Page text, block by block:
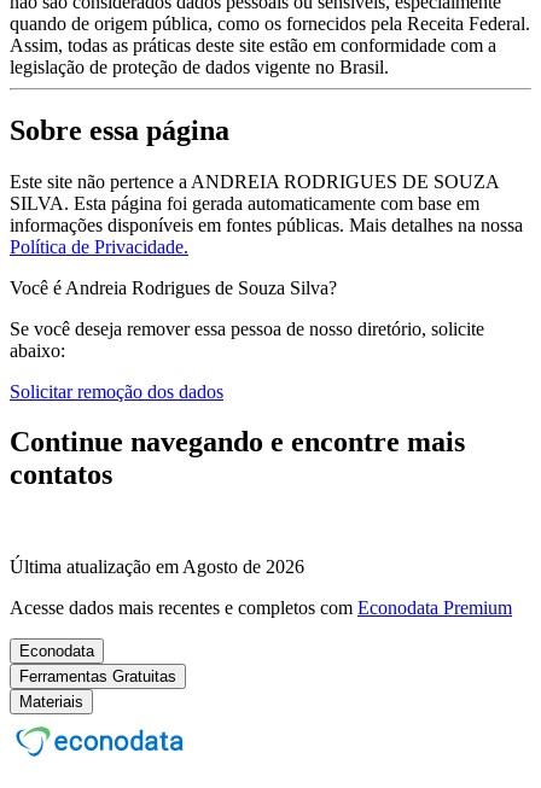
quando de origem pública, como os fornecidos pela Receita Federal.
Assim, todas as práticas deste site estão em conformidade com a
legislação de proteção de dados vigente no Brasil.
Sobre essa página
Este site não pertence a ANDREIA RODRIGUES DE SOUZA
SILVA. Esta página foi gerada automaticamente com base em
informações disponíveis em fontes públicas. Mais detalhes na nossa
Política de Privacidade.
Você é Andreia Rodrigues de Souza Silva?
Se você deseja remover essa pessoa de nosso diretório, solicite
abaixo:
Solicitar remoção dos dados
Continue navegando e encontre mais
contatos
Última atualização em Agosto de 2026
Acesse dados mais recentes e completos com Econodata Premium
Econodata
Ferramentas Gratuitas
Materiais